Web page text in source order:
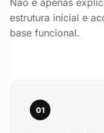
Não é apenas
estrutura inicial e
base funcional.
01